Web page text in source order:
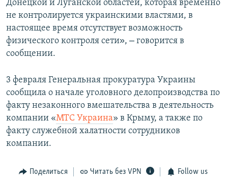
Донецкой и Луганской областей, которая временно
не контролируется украинскими властями, в
настоящее время отсутствует возможность
физического контроля сети», – говорится в
сообщении.
3 февраля Генеральная прокуратура Украины
сообщила о начале уголовного делопроизводства по
факту незаконного вмешательства в деятельность
компании «МТС Украина» в Крыму, а также по
факту служебной халатности сотрудников
компании.
Поделиться Читать без VPN Follow us